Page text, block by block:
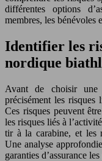
différentes options
membres, les bénévoles
Identifier les
nordique
Avant de choisir une
précisément les
Ces risques peuvent
les risques liés à
tir à la carabine, et les
Une analyse
garanties d’assurance